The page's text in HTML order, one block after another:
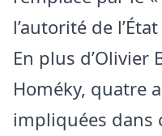
l’autorité de l’État
En plus d’Olivier
Homéky, quatre
impliquées dans